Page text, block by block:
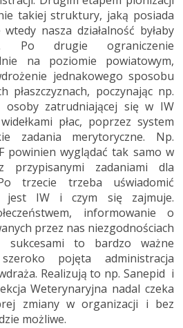
takiej struktury, jaką posiada
nasza działalność byłaby
Po drugie ograniczenie
na poziomie powiatowym,
jednakowego sposobu
płaszczyznach, poczynając np.
osoby zatrudniającej się w IW
płac, poprzez system
zadania merytoryczne. Np.
powinien wyglądać tak samo w
przypisanymi zadaniami dla
trzecie trzeba uświadomić
jest IW i czym się zajmuje.
informowanie o
przez nas niezgodnościach
sukcesami to bardzo ważne
pojęta administracja
Realizują to np. Sanepid i
Weterynaryjna nadal czeka
zmiany w organizacji i bez
możliwe.